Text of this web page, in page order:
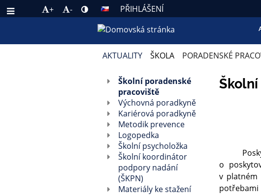
+ - PŘIHLÁŠENÍ
AKTUALITY ŠKOLA PORADENSKÉ
PORADENSKÉ
PRACOVIŠTĚ
Školní poradenské
pracoviště
Výchovná poradkyně
Kariérová poradkyně
Metodik prevence
Logopedka
Školní psycholožka
Školní koordinátor
podpory nadání
(ŠKPN)
Materiály ke stažení
o
v platném
potřebami